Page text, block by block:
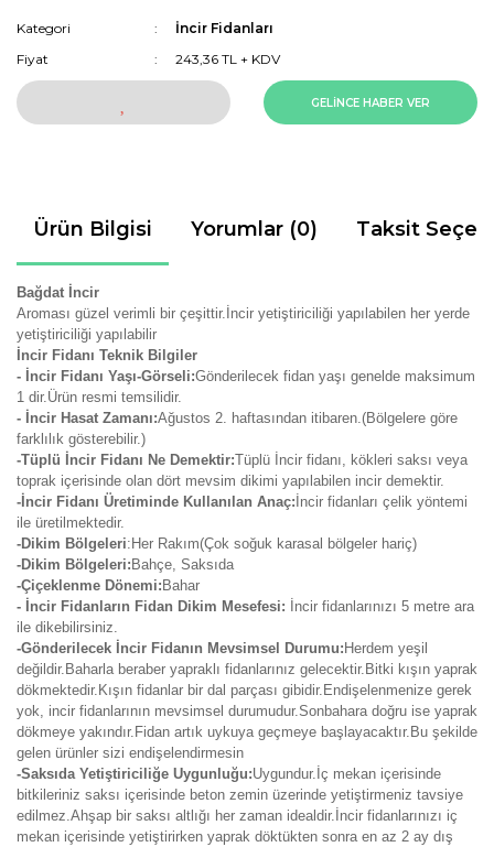
Kategori
İncir Fidanları
Fiyat
243,36 TL + KDV
GELİNCE HABER VER
Ürün Bilgisi Yorumlar (0) Taksit
Bağdat İncir
Aroması güzel verimli bir çeşittir.İncir yetiştiriciliği yapılabilen her yerde
yetiştiriciliği yapılabilir
İncir Fidanı Teknik Bilgiler
- İncir Fidanı Yaşı-Görseli:Gönderilecek fidan yaşı genelde maksimum
1 dir.Ürün resmi temsilidir.
- İncir Hasat Zamanı:Ağustos 2. haftasından itibaren.(Bölgelere göre
farklılık gösterebilir.)
-Tüplü İncir Fidanı Ne Demektir:Tüplü İncir fidanı, kökleri saksı veya
toprak içerisinde olan dört mevsim dikimi yapılabilen incir demektir.
-İncir Fidanı Üretiminde Kullanılan Anaç: İncir fidanları çelik yöntemi
ile üretilmektedir.
-Dikim Bölgeleri:Her Rakım(Çok soğuk karasal bölgeler hariç)
-Dikim Bölgeleri: Bahçe, Saksıda
-Çiçeklenme Dönemi: Bahar
- İncir Fidanların Fidan Dikim Mesefesi: İncir fidanlarınızı 5 metre ara
ile dikebilirsiniz.
-Gönderilecek İncir Fidanın Mevsimsel Durumu: Herdem yeşil
değildir.Baharla beraber yapraklı fidanlarınız gelecektir.Bitki kışın yaprak
dökmektedir.Kışın fidanlar bir dal parçası gibidir.Endişelenmenize gerek
yok, incir fidanlarının mevsimsel durumudur.Sonbahara doğru ise yaprak
dökmeye yakındır.Fidan artık uykuya geçmeye başlayacaktır.Bu şekilde
gelen ürünler sizi endişelendirmesin
-Saksıda Yetiştiriciliğe Uygunluğu:Uygundur.İç mekan içerisinde
bitkileriniz saksı içerisinde beton zemin üzerinde yetiştirmeniz tavsiye
edilmez.Ahşap bir saksı altlığı her zaman idealdir.İncir fidanlarınızı iç
mekan içerisinde yetiştirirken yaprak döktükten sonra en az 2 ay dış